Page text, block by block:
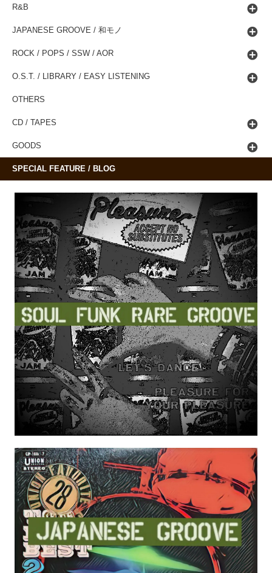
R&B
JAPANESE GROOVE / 和モノ
ROCK / POPS / SSW / AOR
O.S.T. / LIBRARY / EASY LISTENING
OTHERS
CD / TAPES
GOODS
SPECIAL FEATURE / BLOG